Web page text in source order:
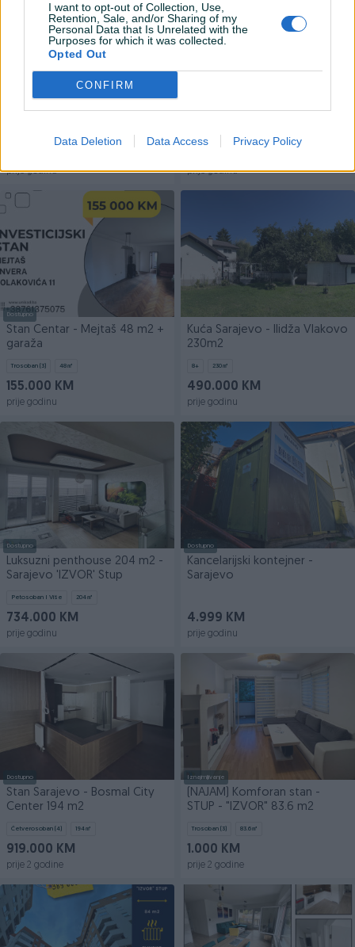
I want to opt-out of Collection, Use,
Retention, Sale, and/or Sharing of my
Personal Data that Is Unrelated with the
Purposes for which it was collected.
Opted Out
CONFIRM
Data Deletion Data Access Privacy Policy
Porodični stan 84 m2 -
Sarajevo, Velešići
prije godinu
Dva ulaza, top lokacija
Petosoban I Više
prije godinu
Dostupno
Stan Centar - Mejtaš 48 m2 +
garaža
Trosoban (3) 48㎡
155.000 KM
prije godinu
Kuća Sarajevo - Ilidža Vlakovo
230m2
8+ 230㎡
490.000 KM
prije godinu
Dostupno
Luksuzni penthouse 204 m2 -
Sarajevo 'IZVOR' Stup
Petosoban I Više 204㎡
734.000 KM
prije godinu
Dostupno
Kancelarijski kontejner -
Sarajevo
4.999 KM
prije godinu
Dostupno
Stan Sarajevo - Bosmal City
Center 194 m2
Četverosoban (4) 194㎡
919.000 KM
prije 2 godine
Iznajmljivanje
(NAJAM) Komforan stan -
STUP - "IZVOR" 83.6 m2
Trosoban (3) 83.6㎡
1.000 KM
prije 2 godine